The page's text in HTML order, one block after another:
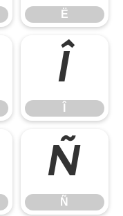
Ë
Î
Ñ
Ñ